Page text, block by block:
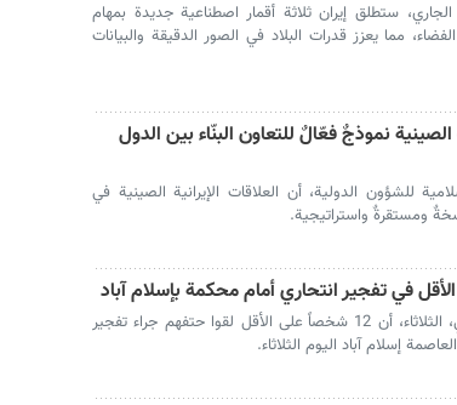
ستطلق إيران ثلاثة أقمار اصطناعية جديدة بمهام
مما يعزز قدرات البلاد في الصور الدقيقة والبيانات
الصينية نموذجٌ فعّالٌ للتعاون البنّاء بين الدول
للشؤون الدولية، أن العلاقات الإيرانية الصينية في
ومستقرةٌ واستراتيجية.
أعلن وزير الداخلية الباكستاني، الثلاثاء، أن 12 شخصاً على الأقل لقوا حتفهم جراء تفجير
إسلام آباد اليوم الثلاثاء.